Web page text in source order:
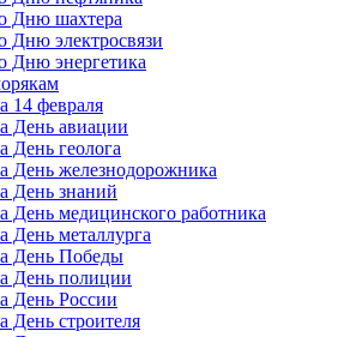
Дню шахтера
Дню электросвязи
Дню энергетика
14 февраля
День авиации
День геолога
День железнодорожника
День знаний
День медицинского работника
День металлурга
День Победы
День полиции
День России
День строителя